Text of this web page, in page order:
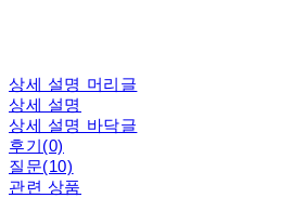
상세 설명 머리글
상세 설명
상세 설명 바닥글
후기(0)
질문(10)
관련 상품